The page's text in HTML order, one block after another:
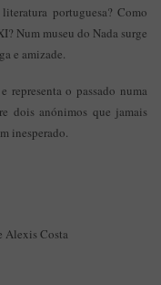
portuguesa? Como
Num museu do Nada surge
e amizade.
representa o passado numa
dois anónimos que jamais
inesperado.
Alexis Costa